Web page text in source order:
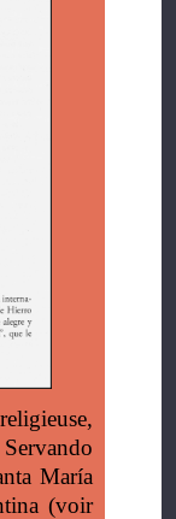
María
(voir